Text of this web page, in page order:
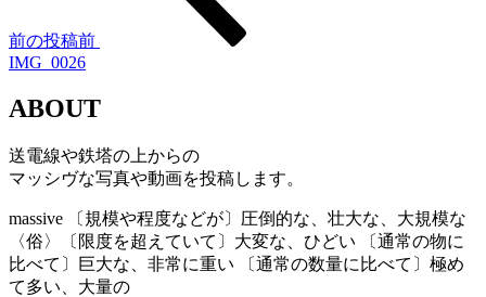
前の投稿前
IMG_0026
ABOUT
送電線や鉄塔の上からの
マッシヴな写真や動画を投稿します。
massive 〔規模や程度などが〕圧倒的な、壮大な、大規模な
〈俗〉〔限度を超えていて〕大変な、ひどい 〔通常の物に
比べて〕巨大な、非常に重い 〔通常の数量に比べて〕極め
て多い、大量の